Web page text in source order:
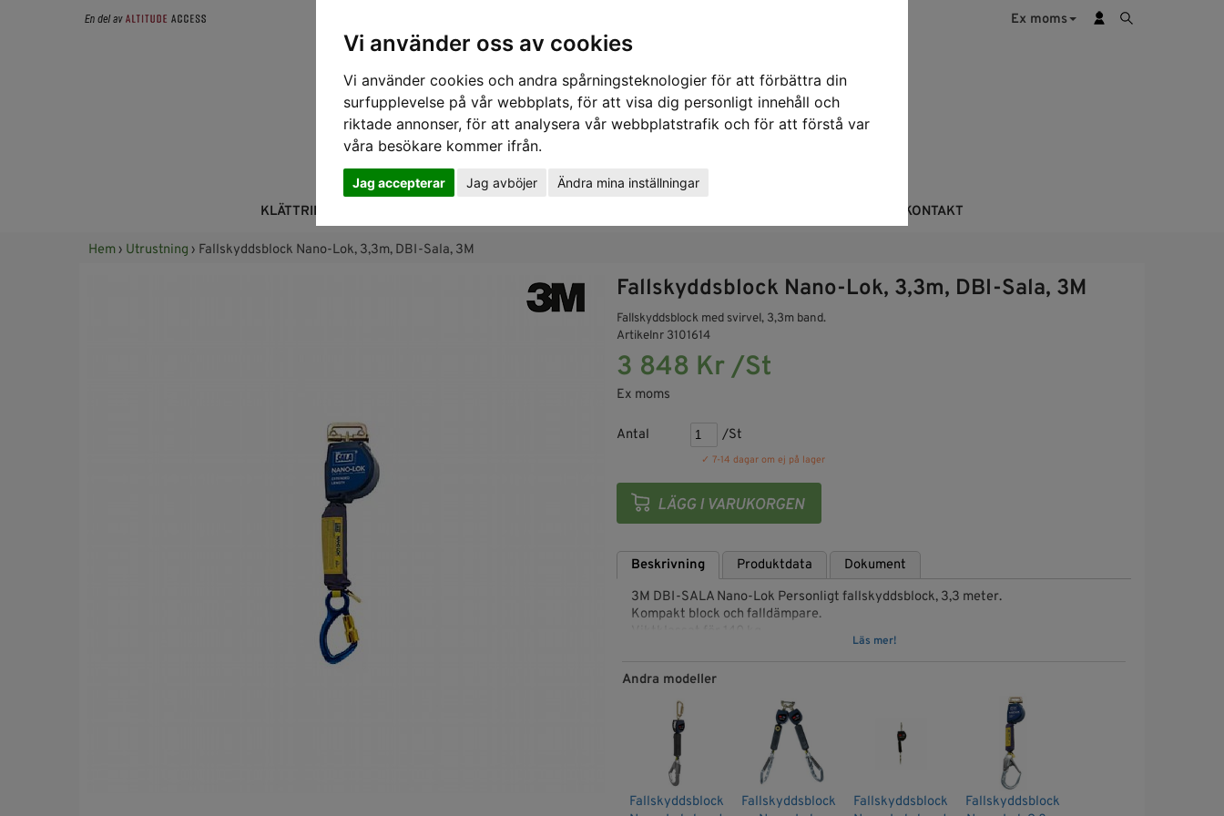
Vi använder oss av cookies
Vi använder cookies och andra spårningsteknologier för att förbättra din
surfupplevelse på vår webbplats, för att visa dig personligt innehåll och
riktade annonser, för att analysera vår webbplatstrafik och för att förstå var
våra besökare kommer ifrån.
Jag accepterar Jag avböjer Ändra mina inställningar
Ex moms
KLÄTTRING KONTAKT
Hem› Utrustning › Fallskyddsblock Nano-Lok, 3,3m, DBI-Sala, 3M
Fallskyddsblock Nano-Lok, 3,3m, DBI-Sala, 3M
Fallskyddsblock med svirvel, 3,3m band.
Artikelnr 3101614
3 848 Kr /St
Ex moms
Antal /St
✓ 7-14 dagar om ej på lager
Beskrivning Produktdata
Dokument
3M DBI-SALA Nano-Lok Personligt fallskyddsblock, 3,3 meter.
Kompakt block och falldämpare.
Snabb låsning vid fall ger kort fallsträcka.
Certifierad enligt CE-standarden EN360.
Artikelnr: 3101614
Läs mer!
Andra modeller
Fallskyddsblock
Fallskyddsblock
Fallskyddsblock
Fallskyddsblock